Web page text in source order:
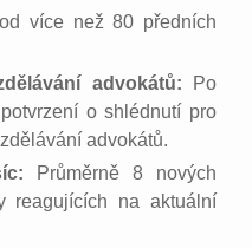
více než 80 předních
advokátů: Po
o shlédnutí pro
advokátů.
Průměrně 8 nových
reagujících na aktuální